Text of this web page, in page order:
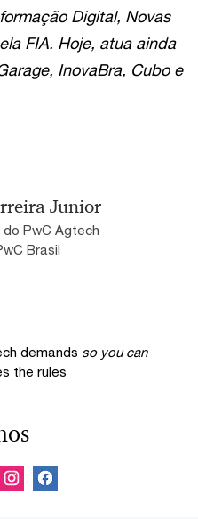
Digital, Novas
FIA. Hoje, atua ainda
InovaBra, Cubo e
Junior
PwC Agtech
Brasil
demands so you can
the rules